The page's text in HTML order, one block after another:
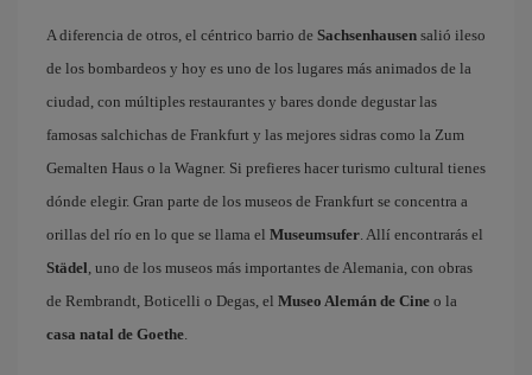
A diferencia de otros, el céntrico barrio de Sachsenhausen salió ileso
de los bombardeos y hoy es uno de los lugares más animados de la
ciudad, con múltiples restaurantes y bares donde degustar las
famosas salchichas de Frankfurt y las mejores sidras como la Zum
Gemalten Haus o la Wagner. Si prefieres hacer turismo cultural tienes
dónde elegir. Gran parte de los museos de Frankfurt se concentra a
orillas del río en lo que se llama el Museumsufer. Allí encontrarás el
Städel, uno de los museos más importantes de Alemania, con obras
de Rembrandt, Boticelli o Degas, el Museo Alemán de Cine o la
casa natal de Goethe.